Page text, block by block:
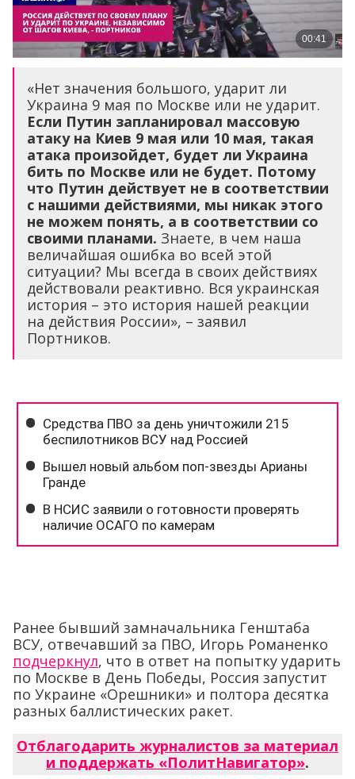
«Нет значения большого, ударит ли
Украина 9 мая по Москве или не ударит.
Если Путин запланировал массовую
атаку на Киев 9 мая или 10 мая, такая
атака произойдет, будет ли Украина
бить по Москве или не будет. Потому
что Путин действует не в соответствии
с нашими действиями, мы никак этого
не можем понять, а в соответствии со
своими планами. Знаете, в чем наша
величайшая ошибка во всей этой
ситуации? Мы всегда в своих действиях
действовали реактивно. Вся украинская
история – это история нашей реакции
на действия России», – заявил
Портников.
Ранее бывший замначальника Генштаба
ВСУ, отвечавший за ПВО, Игорь Романенко
подчеркнул, что в ответ на попытку ударить
по Москве в День Победы, Россия запустит
по Украине «Орешники» и полтора десятка
разных баллистических ракет.
Отблагодарить журналистов за материал
и поддержать «ПолитНавигатор».